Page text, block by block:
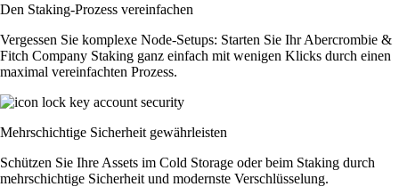
Den Staking-Prozess vereinfachen
Vergessen Sie komplexe Node-Setups: Starten Sie Ihr Abercrombie &
Fitch Company Staking ganz einfach mit wenigen Klicks durch einen
maximal vereinfachten Prozess.
Mehrschichtige Sicherheit gewährleisten
Schützen Sie Ihre Assets im Cold Storage oder beim Staking durch
mehrschichtige Sicherheit und modernste Verschlüsselung.